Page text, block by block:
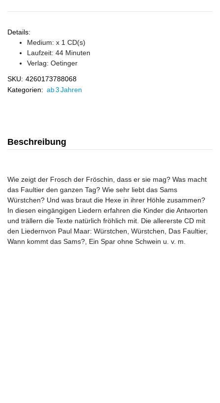
Details:
Medium: x 1 CD(s)
Laufzeit: 44 Minuten
Verlag: Oetinger
SKU: 4260173788068
Kategorien: ab 3 Jahren
Beschreibung
Wie zeigt der Frosch der Fröschin, dass er sie mag? Was macht
das Faultier den ganzen Tag? Wie sehr liebt das Sams
Würstchen? Und was braut die Hexe in ihrer Höhle zusammen?
In diesen eingängigen Liedern erfahren die Kinder die Antworten
und trällern die Texte natürlich fröhlich mit. Die allererste CD mit
den Liedernvon Paul Maar: Würstchen, Würstchen, Das Faultier,
Wann kommt das Sams?, Ein Spar ohne Schwein u. v. m.